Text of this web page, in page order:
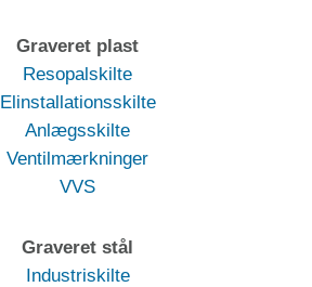
Graveret plast
Resopalskilte
Elinstallationsskilte
Anlægsskilte
Ventilmærkninger
VVS
Graveret stål
Industriskilte